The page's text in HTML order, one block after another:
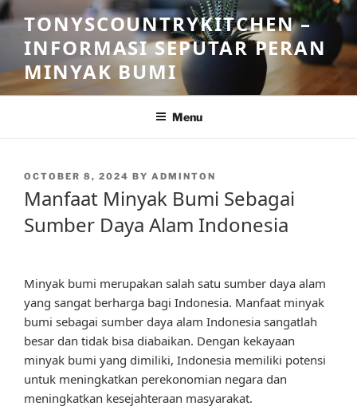
Skip
to
content
TONYSCOUNTRYKITCHEN –
INFORMASI SEPUTAR PERAN
MINYAK BUMI
Menu
POSTED
OCTOBER 8, 2024 BY ADMINTON
Manfaat Minyak Bumi Sebagai
Sumber Daya Alam Indonesia
Minyak bumi merupakan salah satu sumber daya alam
yang sangat berharga bagi Indonesia. Manfaat minyak
bumi sebagai sumber daya alam Indonesia sangatlah
besar dan tidak bisa diabaikan. Dengan kekayaan
minyak bumi yang dimiliki, Indonesia memiliki potensi
untuk meningkatkan perekonomian negara dan
meningkatkan kesejahteraan masyarakat.